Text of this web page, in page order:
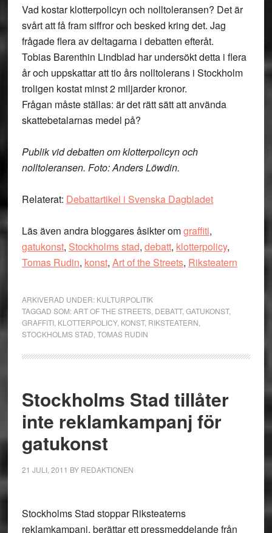
Vad kostar klotterpolicyn och nolltoleransen? Det är
svårt att få fram siffror och besked kring det. Jag
frågade flera av deltagarna i debatten efteråt.
Tobias Barenthin Lindblad har undersökt detta i flera
år och uppskattar att tio års nolltolerans i Stockholm
troligen kostat minst 2 miljarder kronor.
Frågan måste ställas: är det rätt sätt att använda
skattebetalarnas medel på?
Publik vid debatten om klotterpolicyn och
nolltoleransen. Foto: Anders Löwdin.
Relaterat: Debattartikel i Svenska Dagbladet
Läs även andra bloggares åsikter omgraffiti,
gatukonst, Stockholms stad, debatt, klotterpolicy,
Tomas Rudin, konst, Art of the Streets, Riksteatern
ARKIVERAD UNDER: KULTURPOLITIK
TAGGAD SOM:ART OF THE STREETS, DEBATT, GATUKONST,
GRAFFITI, KLOTTERPOLICY, KONST, RIKSTEATERN
STOCKHOLMS STAD TOMAS RUDIN
Stockholms Stad tillåter
inte reklamkampanj för
gatukonst
21 JULI, 2011 BY REDAKTIONEN
Stockholms Stad stoppar Riksteaterns
reklamkampanj, berättar ett pressmeddelande från